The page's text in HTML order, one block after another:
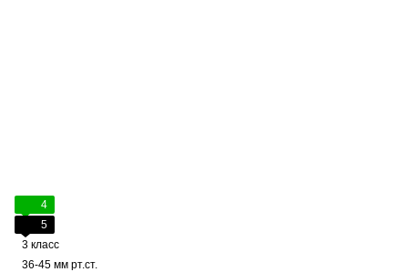
4
5
3 класс
36-45 мм рт.ст.